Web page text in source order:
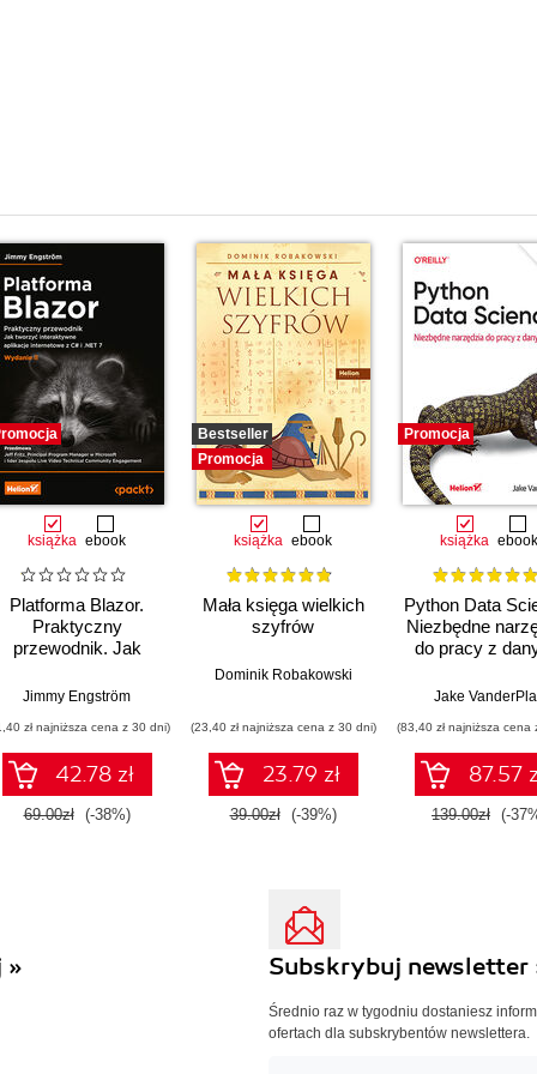
obrazu
trybach płatowych
większego niż ekran
przy użyciu funkcji VESA - przykłady
książka ebook
Platforma Blazor.
Praktyczny
przewodnik. Jak
aplikacje internetowe
Wydanie II
Jimmy Engström
zł najniższa cena z 30 dni)
42.78 zł
69.00zł (-38%)
Bestseller
Promocja
książka ebook
Mała księga wielkich
szyfrów
Dominik Robakowski
(23,40 zł najniższa cena z 30 dni)
23.79 zł
39.00zł (-39%)
Promocja
książka ebook
Python Data
Niezbędne
do pracy z
Jake
(83,40 zł najniższa cena
87.57
139.00zł (-
» Subskrybuj newsletter
Średnio raz w tygodniu dostaniesz
ofertach dla subskrybentów newslettera.